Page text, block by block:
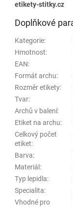
etikety-stitky.cz
Doplňkové
Kategorie:
Hmotnost:
EAN:
Formát archu:
Rozměr etikety:
Tvar:
Archů v balení:
Etiket na archu:
Celkový počet
etiket:
Barva:
Materiál :
Typ lepidla:
Specialita:
Vhodné pro